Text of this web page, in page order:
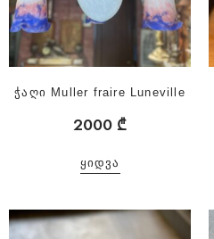
ჭაღი Muller fraire Luneville
2000 ₾
ᲧᲘᲓᲕᲐ